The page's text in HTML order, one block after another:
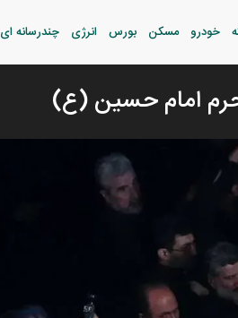
خودرو مسکن بورس انرژی چندرسانه ای
حرم امام حسین (ع)